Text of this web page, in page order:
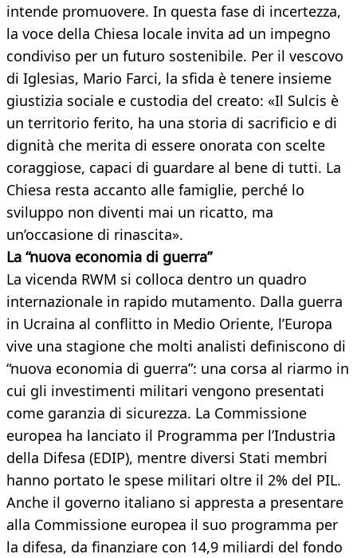
intende promuovere. In questa fase di incertezza,
la voce della Chiesa locale invita ad un impegno
condiviso per un futuro sostenibile. Per il vescovo
di Iglesias, Mario Farci, la sfida è tenere insieme
giustizia sociale e custodia del creato: «Il Sulcis è
un territorio ferito, ha una storia di sacrificio e di
dignità che merita di essere onorata con scelte
coraggiose, capaci di guardare al bene di tutti. La
Chiesa resta accanto alle famiglie, perché lo
sviluppo non diventi mai un ricatto, ma
un’occasione di rinascita».
La “nuova economia di guerra”
La vicenda RWM si colloca dentro un quadro
internazionale in rapido mutamento. Dalla guerra
in Ucraina al conflitto in Medio Oriente, l’Europa
vive una stagione che molti analisti definiscono di
“nuova economia di guerra”: una corsa al riarmo in
cui gli investimenti militari vengono presentati
come garanzia di sicurezza. La Commissione
europea ha lanciato il Programma per l’Industria
della Difesa (EDIP), mentre diversi Stati membri
hanno portato le spese militari oltre il 2% del PIL.
Anche il governo italiano si appresta a presentare
alla Commissione europea il suo programma per
la difesa, da finanziare con 14,9 miliardi del fondo